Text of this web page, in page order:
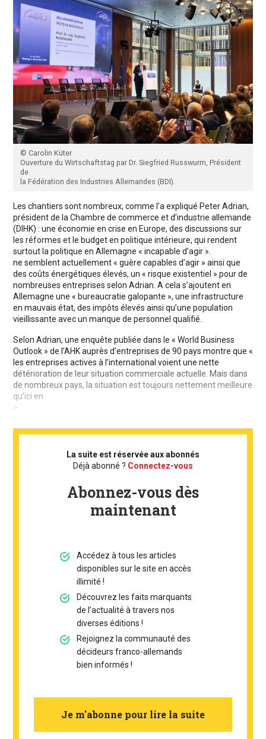
© Carolin Küter
Ouverture du Wirtschaftstag par Dr. Siegfried Russwurm, Président
de
la Fédération des Industries Allemandes (BDI).
Les chantiers sont nombreux, comme l’a expliqué Peter Adrian,
président de la Chambre de commerce et d’industrie allemande
(DIHK) : une économie en crise en Europe, des discussions sur
les réformes et le budget en politique intérieure, qui rendent
surtout la politique en Allemagne « incapable d’agir ».
ne semblent actuellement « guère capables d’agir » ainsi que
des coûts énergétiques élevés, un « risque existentiel » pour de
nombreuses entreprises selon Adrian. A cela s’ajoutent en
Allemagne une « bureaucratie galopante », une infrastructure
en mauvais état, des impôts élevés ainsi qu’une population
vieillissante avec un manque de personnel qualifié.
Selon Adrian, une enquête publiée dans le « World Business
Outlook » de l’AHK auprès d’entreprises de 90 pays montre que «
les entreprises actives à l’international voient une nette
détérioration de leur situation commerciale actuelle. Mais dans
de nombreux pays, la situation est toujours nettement meilleure
qu’ici en
> ...
La suite est réservée aux abonnés
Déjà abonné ? Connectez-vous
Abonnez-vous dès
maintenant
Accédez à tous les articles
disponibles sur le site en accès
illimité !
Découvrez les faits marquants
de l’actualité à travers nos
diverses éditions !
Rejoignez la communauté des
décideurs franco-allemands
bien informés !
Je m'abonne pour lire la suite